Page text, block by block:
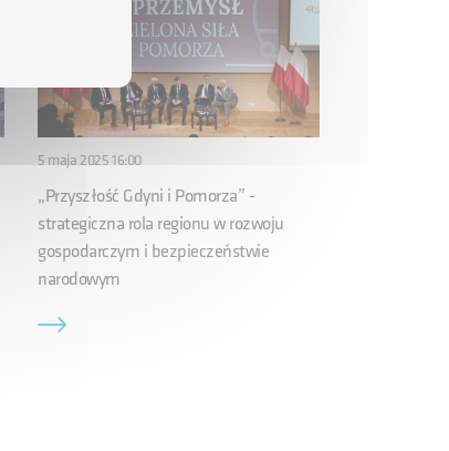
5 maja 2025 16:00
„Przyszłość Gdyni i Pomorza” -
strategiczna rola regionu w rozwoju
gospodarczym i bezpieczeństwie
narodowym